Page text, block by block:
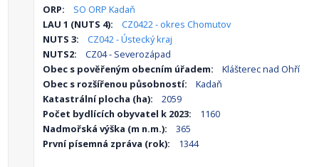
ORP:
SO ORP Kadaň
LAU 1 (NUTS 4):
CZ0422 - okres Chomutov
NUTS 3:
CZ042 - Ústecký kraj
NUTS2:
CZ04 - Severozápad
Obec s pověřeným obecním úřadem:
Klášterec nad Ohří
Obec s rozšířenou působností:
Kadaň
Katastrální plocha (ha):
2059
Počet bydlících obyvatel k 2023:
1160
Nadmořská výška (m n.m.):
365
První písemná zpráva (rok):
1344